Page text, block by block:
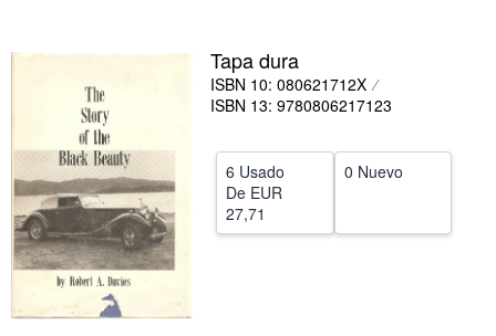
Vendedores
Comenzar a vender
CERRAR
Tapa dura
ISBN 10: 080621712X
ISBN 13: 9780806217123
6 Usado
De EUR
27,71
0 Nuevo